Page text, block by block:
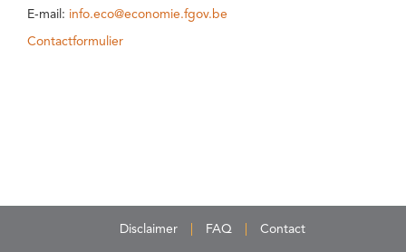
E-mail: info.eco@economie.fgov.be
Contactformulier
Disclaimer FAQ Contact